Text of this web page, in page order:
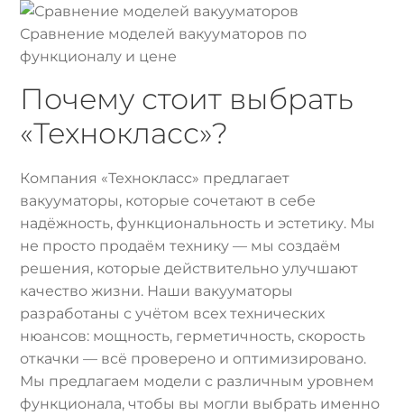
Сравнение моделей вакууматоров по
функционалу и цене
Почему стоит выбрать
«Технокласс»?
Компания «Технокласс» предлагает
вакууматоры, которые сочетают в себе
надёжность, функциональность и эстетику. Мы
не просто продаём технику — мы создаём
решения, которые действительно улучшают
качество жизни. Наши вакууматоры
разработаны с учётом всех технических
нюансов: мощность, герметичность, скорость
откачки — всё проверено и оптимизировано.
Мы предлагаем модели с различным уровнем
функционала, чтобы вы могли выбрать именно